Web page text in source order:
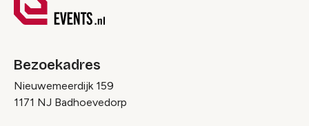
Bezoekadres
Nieuwemeerdijk 159
1171 NJ Badhoevedorp